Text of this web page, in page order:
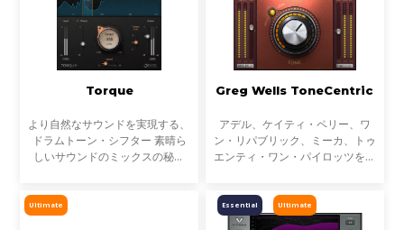
Torque
より自然なサウンドを実現する、
ドラムトーン・シフター 素晴ら
しいサウンドのミックスの秘訣
ックのミキシングをする際、常に
Greg Wells ToneCentric
アデル、ケイティ・ペリー、ワ
ン・リパブリック、ミーカ、トゥ
エンティ・ワン・パイロッツを手
プロデューサーエンジニア、
Greg Wells監修による、ハーモ
Ultimate Ultimate
Essential